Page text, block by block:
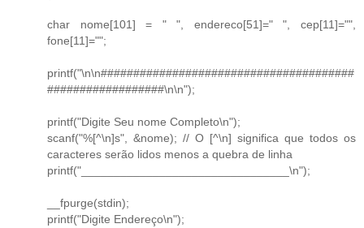
char nome[101] = " ", endereco[51]=" ", cep[11]="",
fone[11]="";
printf("\n\n#######################################
##################\n\n");
printf("Digite Seu nome Completo\n");
scanf("%[^\n]s", &nome); // O [^\n] significa que todos os
caracteres serão lidos menos a quebra de linha
printf("________________________________\n");
__fpurge(stdin);
printf("Digite Endereço\n");